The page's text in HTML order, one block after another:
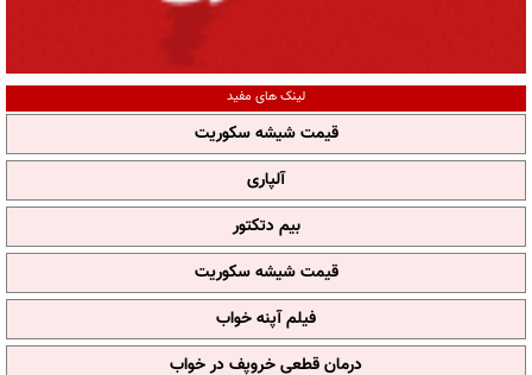
لینک های مفید
قیمت شیشه سکوریت
آلپاری
بیم دتکتور
قیمت شیشه سکوریت
فیلم آپنه خواب
درمان قطعی خروپف در خواب